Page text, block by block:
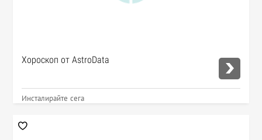
Хороскоп от AstroData
Инсталирайте сега